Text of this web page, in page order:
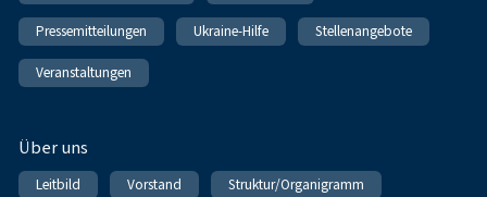
Pressemitteilungen Ukraine-Hilfe Stellenangebote
Veranstaltungen
Über uns
Leitbild Vorstand Struktur/Organigramm